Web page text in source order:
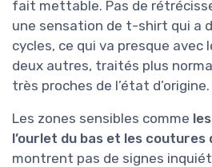
fait mettable. Pas de
une sensation de t-shirt qui a
cycles, ce qui va presque avec
deux autres, traités plus
très proches de l’état d’origine.
Les zones sensibles comme
l’ourlet du bas et les coutures
montrent pas de signes